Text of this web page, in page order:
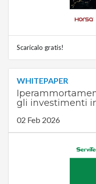
Scaricalo gratis!
WHITEPAPER
gli investimenti
02 Feb 2026